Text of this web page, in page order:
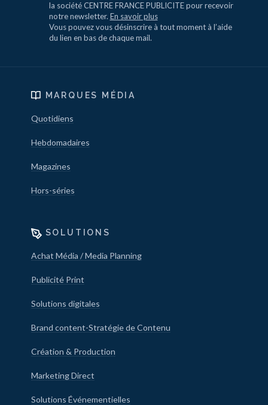
la société CENTRE FRANCE PUBLICITE pour recevoir
notre newsletter. En savoir plus
Vous pouvez vous désinscrire à tout moment à l’aide
du lien en bas de chaque mail.
MARQUES MÉDIA
Quotidiens
Hebdomadaires
Magazines
Hors-séries
SOLUTIONS
Achat Média / Media Planning
Publicité Print
Solutions digitales
Brand content-Stratégie de Contenu
Création & Production
Marketing Direct
Solutions Événementielles